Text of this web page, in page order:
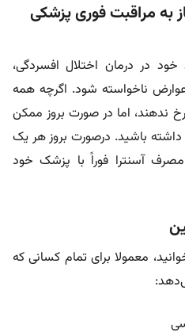
به مراقبت فوری پزشکی
خود در درمان اختلال افسردگی،
ناخواسته شود. اگرچه همه
اما در صورت بروز ممکن
باشید. درصورت بروز هر یک
آسنترا فوراً با پزشک خود
معمولا برای تمام کسانی که